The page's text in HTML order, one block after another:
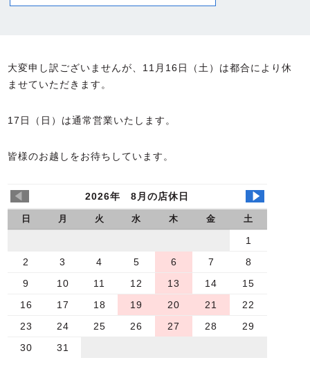
大変申し訳ございませんが、11月16日（土）は都合により休
ませていただきます。
17日（日）は通常営業いたします。
皆様のお越しをお待ちしています。
2026年 8月の店休日
日 月 火 水 木 金 土
1
2
3 4 5 6 7
8
9
10 11 12 13 14
15
16
17 18 19 20 21
22
23
24 25 26 27 28
29
30
31